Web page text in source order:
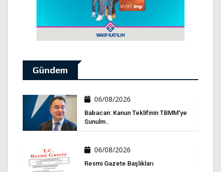
Gündem
06/08/2026
Babacan: Kanun Teklifinin TBMM'ye
Sunulm..
06/08/2026
Resmi Gazete Başlıkları